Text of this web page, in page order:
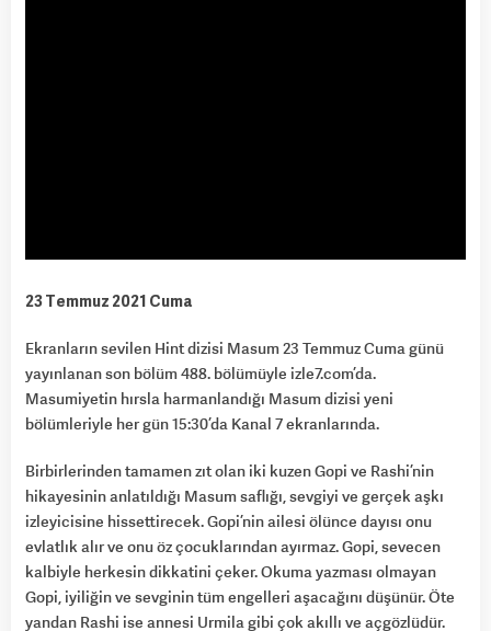
23 Temmuz 2021 Cuma
Ekranların sevilen Hint dizisi Masum 23 Temmuz Cuma günü
yayınlanan son bölüm 488. bölümüyle izle7.com’da.
Masumiyetin hırsla harmanlandığı Masum dizisi yeni
bölümleriyle her gün 15:30’da Kanal 7 ekranlarında.
Birbirlerinden tamamen zıt olan iki kuzen Gopi ve Rashi’nin
hikayesinin anlatıldığı Masum saflığı, sevgiyi ve gerçek aşkı
izleyicisine hissettirecek. Gopi’nin ailesi ölünce dayısı onu
evlatlık alır ve onu öz çocuklarından ayırmaz. Gopi, sevecen
kalbiyle herkesin dikkatini çeker. Okuma yazması olmayan
Gopi, iyiliğin ve sevginin tüm engelleri aşacağını düşünür. Öte
yandan Rashi ise annesi Urmila gibi çok akıllı ve açgözlüdür.